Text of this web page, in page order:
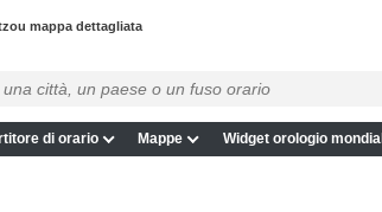
mappa dettagliata
di orario Mappe Widget orologio